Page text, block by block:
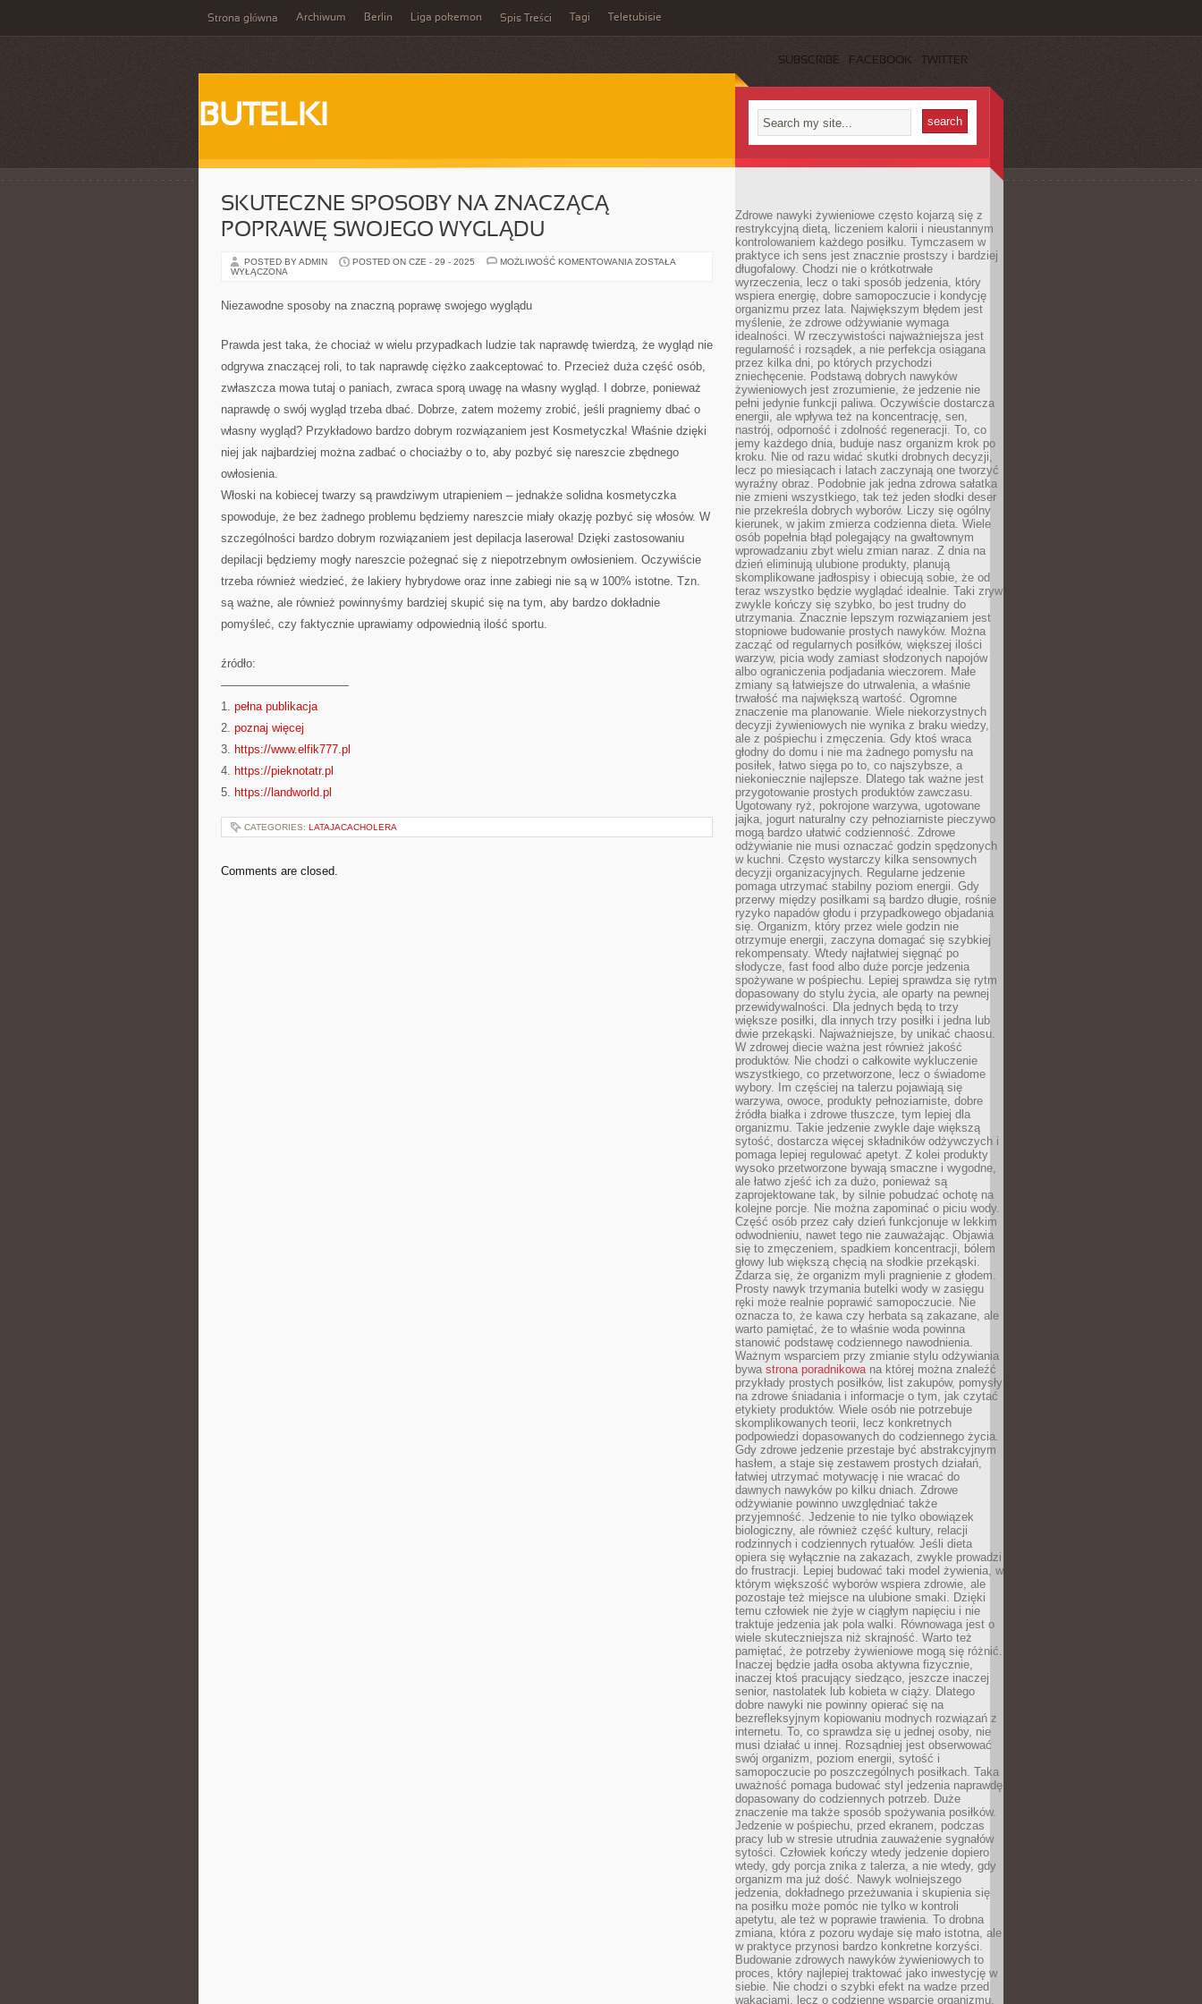
Strona główna Archiwum Berlin Liga pokemon Spis Treści Tagi Teletubisie
SUBSCRIBE FACEBOOK TWITTER
BUTELKI
SKUTECZNE SPOSOBY NA ZNACZĄCĄ
POPRAWĘ SWOJEGO WYGLĄDU
POSTED BY ADMIN POSTED ON CZE - 29 - 2025 MOŻLIWOŚĆ KOMENTOWANIA SKUTECZNE
ZOSTAŁA
WYŁĄCZONA
Niezawodne sposoby na znaczną poprawę swojego wyglądu
Prawda jest taka, że chociaż w wielu przypadkach ludzie tak naprawdę twierdzą, że wygląd nie
odgrywa znaczącej roli, to tak naprawdę ciężko zaakceptować to. Przecież duża część osób,
zwłaszcza mowa tutaj o paniach, zwraca sporą uwagę na własny wygląd. I dobrze, ponieważ
naprawdę o swój wygląd trzeba dbać. Dobrze, zatem możemy zrobić, jeśli pragniemy dbać o
własny wygląd? Przykładowo bardzo dobrym rozwiązaniem jest Kosmetyczka! Właśnie dzięki
niej jak najbardziej można zadbać o chociażby o to, aby pozbyć się nareszcie zbędnego
owłosienia.
Włoski na kobiecej twarzy są prawdziwym utrapieniem – jednakże solidna kosmetyczka
spowoduje, że bez żadnego problemu będziemy nareszcie miały okazję pozbyć się włosów. W
szczególności bardzo dobrym rozwiązaniem jest depilacja laserowa! Dzięki zastosowaniu
depilacji będziemy mogły nareszcie pożegnać się z niepotrzebnym owłosieniem. Oczywiście
trzeba również wiedzieć, że lakiery hybrydowe oraz inne zabiegi nie są w 100% istotne. Tzn.
są ważne, ale również powinnyśmy bardziej skupić się na tym, aby bardzo dokładnie
pomyśleć, czy faktycznie uprawiamy odpowiednią ilość sportu.
źródło:
———————————
1. pełna publikacja
2. poznaj więcej
3. https://www.elfik777.pl
4. https://pieknotatr.pl
5. https://landworld.pl
CATEGORIES: LATAJACACHOLERA
Comments are closed.
Zdrowe nawyki żywieniowe często kojarzą się z
restrykcyjną dietą, liczeniem kalorii i nieustannym
kontrolowaniem każdego posiłku. Tymczasem w
praktyce ich sens jest znacznie prostszy i bardziej
długofalowy. Chodzi nie o krótkotrwałe
wyrzeczenia, lecz o taki sposób jedzenia, który
wspiera energię, dobre samopoczucie i kondycję
organizmu przez lata. Największym błędem jest
myślenie, że zdrowe odżywianie wymaga
idealności. W rzeczywistości najważniejsza jest
regularność i rozsądek, a nie perfekcja osiągana
przez kilka dni, po których przychodzi
zniechęcenie. Podstawą dobrych nawyków
żywieniowych jest zrozumienie, że jedzenie nie
pełni jedynie funkcji paliwa. Oczywiście dostarcza
energii, ale wpływa też na koncentrację, sen,
nastrój, odporność i zdolność regeneracji. To, co
jemy każdego dnia, buduje nasz organizm krok po
kroku. Nie od razu widać skutki drobnych decyzji,
lecz po miesiącach i latach zaczynają one tworzyć
wyraźny obraz. Podobnie jak jedna zdrowa sałatka
nie zmieni wszystkiego, tak też jeden słodki deser
nie przekreśla dobrych wyborów. Liczy się ogólny
kierunek, w jakim zmierza codzienna dieta. Wiele
osób popełnia błąd polegający na gwałtownym
wprowadzaniu zbyt wielu zmian naraz. Z dnia na
dzień eliminują ulubione produkty, planują
skomplikowane jadłospisy i obiecują sobie, że od
teraz wszystko będzie wyglądać idealnie. Taki zryw
zwykle kończy się szybko, bo jest trudny do
utrzymania. Znacznie lepszym rozwiązaniem jest
stopniowe budowanie prostych nawyków. Można
zacząć od regularnych posiłków, większej ilości
warzyw, picia wody zamiast słodzonych napojów
albo ograniczenia podjadania wieczorem. Małe
zmiany są łatwiejsze do utrwalenia, a właśnie
trwałość ma największą wartość. Ogromne
znaczenie ma planowanie. Wiele niekorzystnych
decyzji żywieniowych nie wynika z braku wiedzy,
ale z pośpiechu i zmęczenia. Gdy ktoś wraca
głodny do domu i nie ma żadnego pomysłu na
posiłek, łatwo sięga po to, co najszybsze, a
niekoniecznie najlepsze. Dlatego tak ważne jest
przygotowanie prostych produktów zawczasu.
Ugotowany ryż, pokrojone warzywa, ugotowane
jajka, jogurt naturalny czy pełnoziarniste pieczywo
mogą bardzo ułatwić codzienność. Zdrowe
odżywianie nie musi oznaczać godzin spędzonych
w kuchni. Często wystarczy kilka sensownych
decyzji organizacyjnych. Regularne jedzenie
pomaga utrzymać stabilny poziom energii. Gdy
przerwy między posiłkami są bardzo długie, rośnie
ryzyko napadów głodu i przypadkowego objadania
się. Organizm, który przez wiele godzin nie
otrzymuje energii, zaczyna domagać się szybkiej
rekompensaty. Wtedy najłatwiej sięgnąć po
słodycze, fast food albo duże porcje jedzenia
spożywane w pośpiechu. Lepiej sprawdza się rytm
dopasowany do stylu życia, ale oparty na pewnej
przewidywalności. Dla jednych będą to trzy
większe posiłki, dla innych trzy posiłki i jedna lub
dwie przekąski. Najważniejsze, by unikać chaosu.
W zdrowej diecie ważna jest również jakość
produktów. Nie chodzi o całkowite wykluczenie
wszystkiego, co przetworzone, lecz o świadome
wybory. Im częściej na talerzu pojawiają się
warzywa, owoce, produkty pełnoziarniste, dobre
źródła białka i zdrowe tłuszcze, tym lepiej dla
organizmu. Takie jedzenie zwykle daje większą
sytość, dostarcza więcej składników odżywczych i
pomaga lepiej regulować apetyt. Z kolei produkty
wysoko przetworzone bywają smaczne i wygodne,
ale łatwo zjeść ich za dużo, ponieważ są
zaprojektowane tak, by silnie pobudzać ochotę na
kolejne porcje. Nie można zapominać o piciu wody.
Część osób przez cały dzień funkcjonuje w lekkim
odwodnieniu, nawet tego nie zauważając. Objawia
się to zmęczeniem, spadkiem koncentracji, bólem
głowy lub większą chęcią na słodkie przekąski.
Zdarza się, że organizm myli pragnienie z głodem.
Prosty nawyk trzymania butelki wody w zasięgu
ręki może realnie poprawić samopoczucie. Nie
oznacza to, że kawa czy herbata są zakazane, ale
warto pamiętać, że to właśnie woda powinna
stanowić podstawę codziennego nawodnienia.
Ważnym wsparciem przy zmianie stylu odżywiania
bywa strona poradnikowana której można znaleźć
przykłady prostych posiłków, list zakupów, pomysły
na zdrowe śniadania i informacje o tym, jak czytać
etykiety produktów. Wiele osób nie potrzebuje
skomplikowanych teorii, lecz konkretnych
podpowiedzi dopasowanych do codziennego życia.
Gdy zdrowe jedzenie przestaje być abstrakcyjnym
hasłem, a staje się zestawem prostych działań,
łatwiej utrzymać motywację i nie wracać do
dawnych nawyków po kilku dniach. Zdrowe
odżywianie powinno uwzględniać także
przyjemność. Jedzenie to nie tylko obowiązek
biologiczny, ale również część kultury, relacji
rodzinnych i codziennych rytuałów. Jeśli dieta
opiera się wyłącznie na zakazach, zwykle prowadzi
do frustracji. Lepiej budować taki model żywienia, w
którym większość wyborów wspiera zdrowie, ale
pozostaje też miejsce na ulubione smaki. Dzięki
temu człowiek nie żyje w ciągłym napięciu i nie
traktuje jedzenia jak pola walki. Równowaga jest o
wiele skuteczniejsza niż skrajność. Warto też
pamiętać, że potrzeby żywieniowe mogą się różnić.
Inaczej będzie jadła osoba aktywna fizycznie,
inaczej ktoś pracujący siedząco, jeszcze inaczej
senior, nastolatek lub kobieta w ciąży. Dlatego
dobre nawyki nie powinny opierać się na
bezrefleksyjnym kopiowaniu modnych rozwiązań z
internetu. To, co sprawdza się u jednej osoby, nie
musi działać u innej. Rozsądniej jest obserwować
swój organizm, poziom energii, sytość i
samopoczucie po poszczególnych posiłkach. Taka
uważność pomaga budować styl jedzenia naprawdę
dopasowany do codziennych potrzeb. Duże
znaczenie ma także sposób spożywania posiłków.
Jedzenie w pośpiechu, przed ekranem, podczas
pracy lub w stresie utrudnia zauważenie sygnałów
sytości. Człowiek kończy wtedy jedzenie dopiero
wtedy, gdy porcja znika z talerza, a nie wtedy, gdy
organizm ma już dość. Nawyk wolniejszego
jedzenia, dokładnego przeżuwania i skupienia się
na posiłku może pomóc nie tylko w kontroli
apetytu, ale też w poprawie trawienia. To drobna
zmiana, która z pozoru wydaje się mało istotna, ale
w praktyce przynosi bardzo konkretne korzyści.
Budowanie zdrowych nawyków żywieniowych to
proces, który najlepiej traktować jako inwestycję w
siebie. Nie chodzi o szybki efekt na wadze przed
wakacjami, lecz o codzienne wsparcie organizmu,